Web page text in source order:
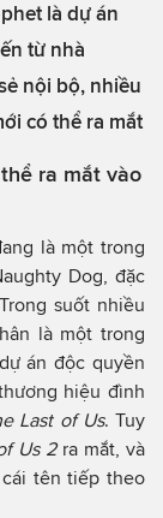
là dự án
từ nhà
nội bộ, nhiều
có thể ra mắt
ra mắt vào
là một trong
Dog, đặc
suốt nhiều
là một trong
án độc quyền
hiệu đình
Last of Us. Tuy
Us 2 ra mắt, và
tên tiếp theo